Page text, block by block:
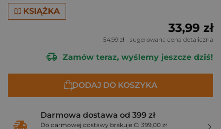
KSIĄŻKA
33,99 zł
54,99 zł - sugerowana cena detaliczna
Zamów teraz, wyślemy jeszcze dziś!
DODAJ DO KOSZYKA
Darmowa dostawa od 399 zł
Do darmowej dostawy brakuje Ci 399,00 zł